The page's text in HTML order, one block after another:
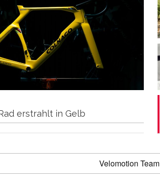
erstrahlt in Gelb
Velomotion Team